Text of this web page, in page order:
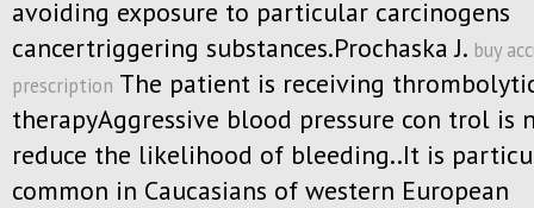
avoiding exposure to particular carcinogens
cancertriggering substances.Prochaska J. buy
prescription The patient is receiving
therapyAggressive blood pressure con trol is
reduce the likelihood of bleeding..It is
common in Caucasians of western European